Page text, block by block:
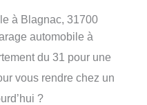
à Blagnac, 31700
automobile à
du 31 pour une
vous rendre chez un
?